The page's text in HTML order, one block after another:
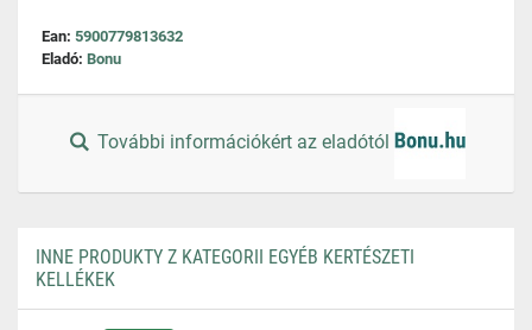
Ean: 5900779813632
Eladó: Bonu
További információkért az eladótól
INNE PRODUKTY Z KATEGORII EGYÉB KERTÉSZETI
KELLÉKEK